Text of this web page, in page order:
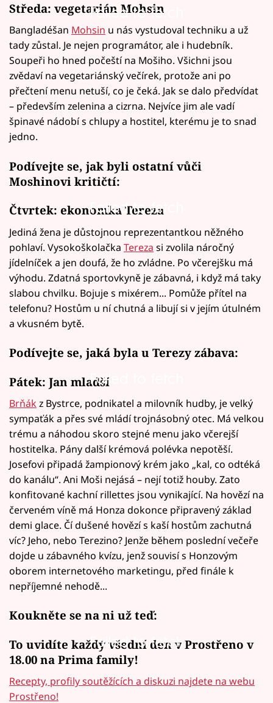
Failed to fetch
Středa: vegetarián Mohsin
Bangladéšan Mohsin u nás vystudoval techniku a už
tady zůstal. Je nejen programátor, ale i hudebník.
Soupeři ho hned počeští na Mošiho. Všichni jsou
zvědaví na vegetariánský večírek, protože ani po
přečtení menu netuší, co je čeká. Jak se dalo předvídat
– především zelenina a cizrna. Nejvíce jim ale vadí
špinavé nádobí s chlupy a hostitel, kterému je to snad
jedno.
Podívejte se, jak byli ostatní vůči
Moshinovi kritičtí:
Failed to fetch
Failed to fetch
Čtvrtek: ekonomka Tereza
Jediná žena je důstojnou reprezentantkou něžného
pohlaví. Vysokoškolačka Tereza si zvolila náročný
jídelníček a jen doufá, že ho zvládne. Po včerejšku má
výhodu. Zdatná sportovkyně je zábavná, i když má taky
slabou chvilku. Bojuje s mixérem... Pomůže přítel na
telefonu? Hostům u ní chutná a libují si v jejím útulném
a vkusném bytě.
Podívejte se, jaká byla u Terezy zábava:
Failed to fetch
Pátek: Jan mladší
Brňák z Bystrce, podnikatel a milovník hudby, je velký
sympaťák a přes své mládí trojnásobný otec. Má velkou
trému a náhodou skoro stejné menu jako včerejší
hostitelka. Pány další krémová polévka nepotěší.
Josefovi připadá žampionový krém jako „kal, co odtéká
do kanálu“. Ani Moši nejásá – nejí totiž houby. Zato
konfitované kachní rillettes jsou vynikající. Na hovězí na
červeném víně má Honza dokonce připravený základ
demi glace. Čí dušené hovězí s kaší hostům zachutná
víc? Jeho, nebo Terezino? Jenže během poslední večeře
dojde u zábavného kvízu, jenž souvisí s Honzovým
oborem internetového marketingu, před finále k
nepříjemné nehodě...
Koukněte se na ni už teď:
Failed to fetch
To uvidíte každý všední den v Prostřeno v
18.00 na Prima family!
Recepty, profily soutěžících a diskuzi najdete na webu
Prostřeno!